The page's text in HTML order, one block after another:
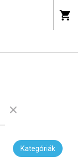
Kategóriák